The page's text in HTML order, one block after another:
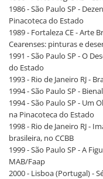
1986 - São Paulo SP -
Pinacoteca do Estado
1989 - Fortaleza CE - Arte
Cearenses: pinturas e
1991 - São Paulo SP - O
do Estado
1993 - Rio de Janeiro RJ -
1994 - São Paulo SP -
1994 - São Paulo SP - Um
na Pinacoteca do Estado
1998 - Rio de Janeiro RJ -
brasileira, no CCBB
1999 - São Paulo SP - A
MAB/Faap
2000 - Lisboa (Portugal) -